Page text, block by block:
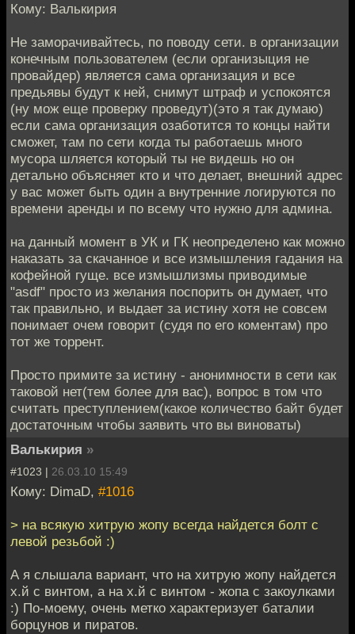
Кому: Валькирия
Не заморачивайтесь, по поводу сети. в организации
конечным пользователем (если организыция не
провайдер) является сама организация и все
предьявы будут к ней, снимут штраф и успокоятся
(ну мож еще проверку проведут)(это я так думаю)
если сама организация озаботится то концы найти
сможет, там по сети когда ты работаешь много
мусора шляется который ты не видешь но он
детально объясняет кто и что делает, внешний адрес
у вас может быть один а внутренние логируются по
времени аренды и по всему что нужно для админа.
на данный момент в УК и ГК неопределено как можно
наказать за скачанное и все измышления гадания на
кофейной гуще. все измышлизмы приводимые
"asdf" просто из желания поспорить он думает, что
так правильно, и выдает за истину хотя не совсем
понимает очем говорит (судя по его коментам) про
тот же торрент.
Просто примите за истину - анонимности в сети как
таковой нет(тем более для вас), вопрос в том что
считать преступлением(какое количество байт будет
достаточным чтобы заявить что вы виноваты)
Валькирия »
#1023 | 26.03.10 15:49
Кому: DimaD, #1016
> на всякую хитрую жопу всегда найдется болт с
левой резьбой :)
А я слышала вариант, что на хитрую жопу найдется
х.й с винтом, а на х.й с винтом - жопа с закоулками
:) По-моему, очень метко характеризует баталии
борцунов и пиратов.